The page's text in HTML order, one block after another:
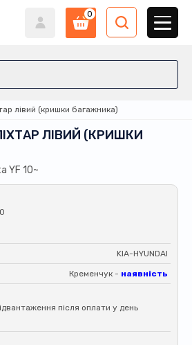
0
лівий (кришки багажника)
ЛІВИЙ (КРИШКИ
YF 10~
KIA-HYUNDAI
Кременчук - наявність
після оплати у день